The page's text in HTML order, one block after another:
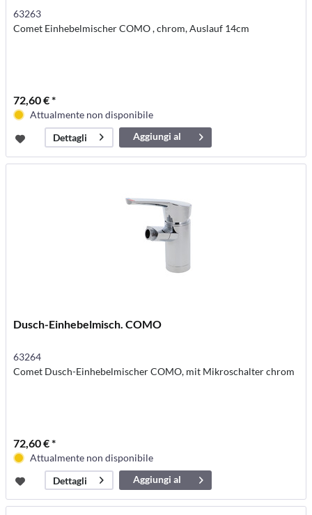
63263
Comet Einhebelmischer COMO , chrom, Auslauf 14cm
72,60 € *
Attualmente non disponibile
Dettagli
Aggiungi al
carrello
Dusch-Einhebelmisch. COMO
63264
Comet Dusch-Einhebelmischer COMO, mit Mikroschalter chrom
72,60 € *
Attualmente non disponibile
Dettagli
Aggiungi al
carrello